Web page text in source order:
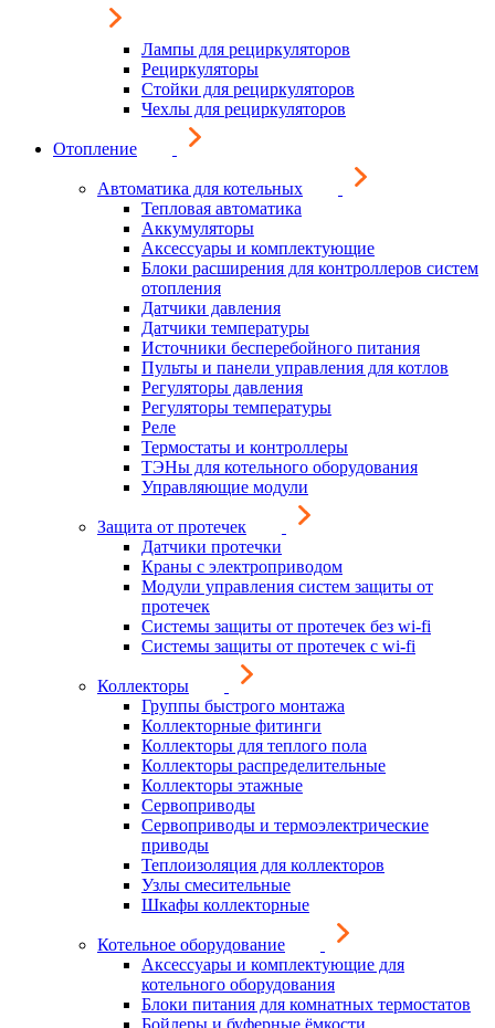
Лампы для рециркуляторов
Рециркуляторы
Стойки для рециркуляторов
Чехлы для рециркуляторов
Отопление
Автоматика для котельных
Тепловая автоматика
Аккумуляторы
Аксессуары и комплектующие
Блоки расширения для контроллеров систем
отопления
Датчики давления
Датчики температуры
Источники бесперебойного питания
Пульты и панели управления для котлов
Регуляторы давления
Регуляторы температуры
Реле
Термостаты и контроллеры
ТЭНы для котельного оборудования
Управляющие модули
Защита от протечек
Датчики протечки
Краны с электроприводом
Модули управления систем защиты от
протечек
Системы защиты от протечек без wi-fi
Системы защиты от протечек с wi-fi
Коллекторы
Группы быстрого монтажа
Коллекторные фитинги
Коллекторы для теплого пола
Коллекторы распределительные
Коллекторы этажные
Сервоприводы
Сервоприводы и термоэлектрические
приводы
Теплоизоляция для коллекторов
Узлы смесительные
Шкафы коллекторные
Котельное оборудование
Аксессуары и комплектующие для
котельного оборудования
Блоки питания для комнатных термостатов
Бойлеры и буферные ёмкости